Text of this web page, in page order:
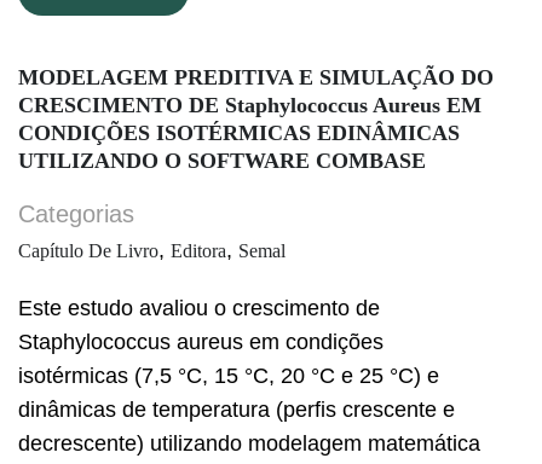
MODELAGEM PREDITIVA E SIMULAÇÃO DO
CRESCIMENTO DE Staphylococcus Aureus EM
CONDIÇÕES ISOTÉRMICAS EDINÂMICAS
UTILIZANDO O SOFTWARE COMBASE
Categorias
Capítulo De Livro, Editora, Semal
Este estudo avaliou o crescimento de
Staphylococcus aureus em condições
isotérmicas (7,5 °C, 15 °C, 20 °C e 25 °C) e
dinâmicas de temperatura (perfis crescente e
decrescente) utilizando modelagem matemática